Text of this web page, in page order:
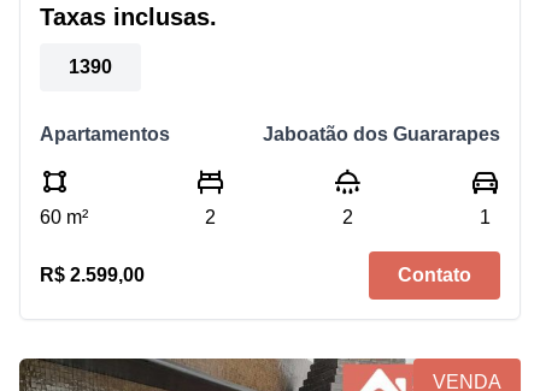
Taxas inclusas.
1390
Apartamentos Jaboatão dos Guararapes
60 m² 2 2 1
R$ 2.599,00 Contato
VENDA